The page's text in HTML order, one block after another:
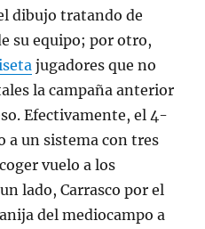
dibujo tratando de
su equipo; por otro,
jugadores que no
la campaña anterior
Efectivamente, el 4-
a un sistema con tres
vuelo a los
lado, Carrasco por el
del mediocampo a